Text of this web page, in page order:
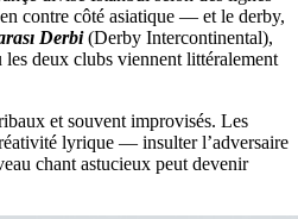
contre côté asiatique — et le derby,
Derbi(Derby Intercontinental),
les deux clubs viennent littéralement
et souvent improvisés. Les
lyrique — insulter l’adversaire
chant astucieux peut devenir